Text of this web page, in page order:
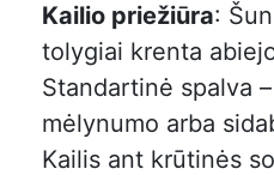
Kailio priežiūra:
tolygiai krenta
Standartinė spalva
mėlynumo arba
Kailis ant krūtinės